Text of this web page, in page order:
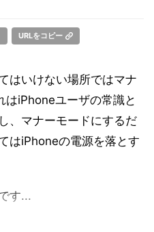
URLをコピー
はいけない場所ではマナ
はiPhoneユーザの常識と
、マナーモードにするだ
はiPhoneの電源を落とす
す...